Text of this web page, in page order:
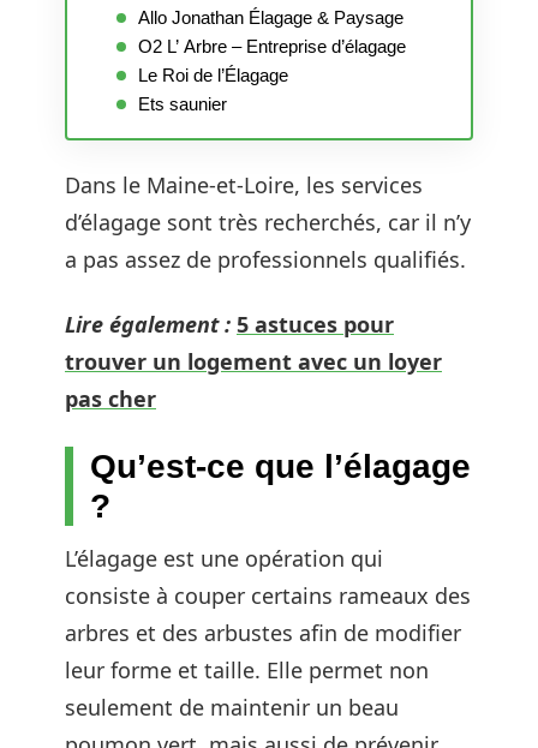
Allo Jonathan Élagage & Paysage
O2 L’ Arbre – Entreprise d’élagage
Le Roi de l’Élagage
Ets saunier
Dans le Maine-et-Loire, les services
d’élagage sont très recherchés, car il n’y
a pas assez de professionnels qualifiés.
Lire également : 5 astuces pour
trouver un logement avec un loyer
pas cher
Qu’est-ce que l’élagage
?
L’élagage est une opération qui
consiste à couper certains rameaux des
arbres et des arbustes afin de modifier
leur forme et taille. Elle permet non
seulement de maintenir un beau